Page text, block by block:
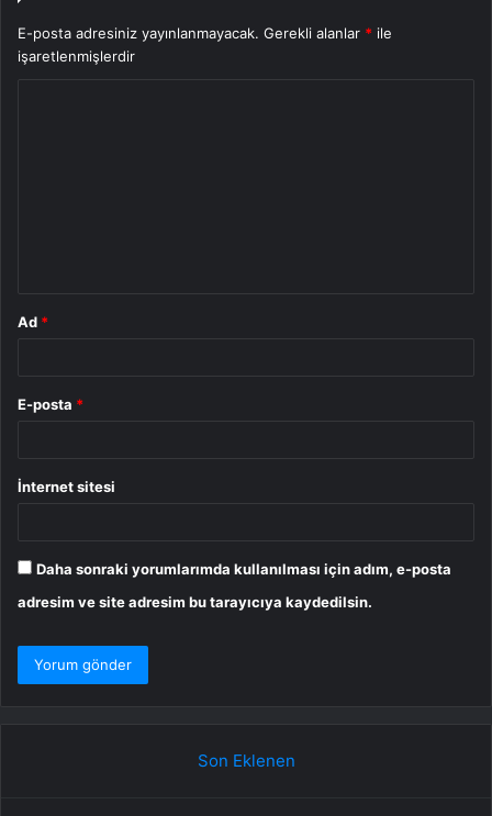
E-posta adresiniz yayınlanmayacak. Gerekli alanlar * ile
işaretlenmişlerdir
Ad *
E-posta *
İnternet sitesi
Daha sonraki yorumlarımda kullanılması için adım, e-posta
adresim ve site adresim bu tarayıcıya kaydedilsin.
Son Eklenen